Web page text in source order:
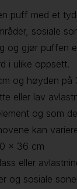
puff med et
sosiale
og gjør puffen
i ulike oppsett.
og høyden
eller lav
og som
kan
× 36 cm
eller
og sosiale